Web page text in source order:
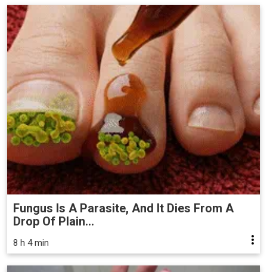
Fungus Is A Parasite, And It Dies From A
Drop Of Plain...
8 h 4 min